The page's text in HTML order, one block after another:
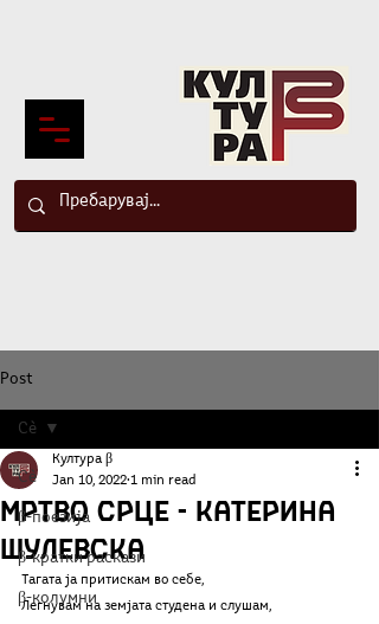
Post
Сè
β-поезија
β-кратки раскази
β-колумни
Сè
Мртво срце - Катерина
Шулевска
Култура β
Jan 10, 2022 1 min read
Тагата ја притискам во себе,
Легнувам на земјата студена и слушам,